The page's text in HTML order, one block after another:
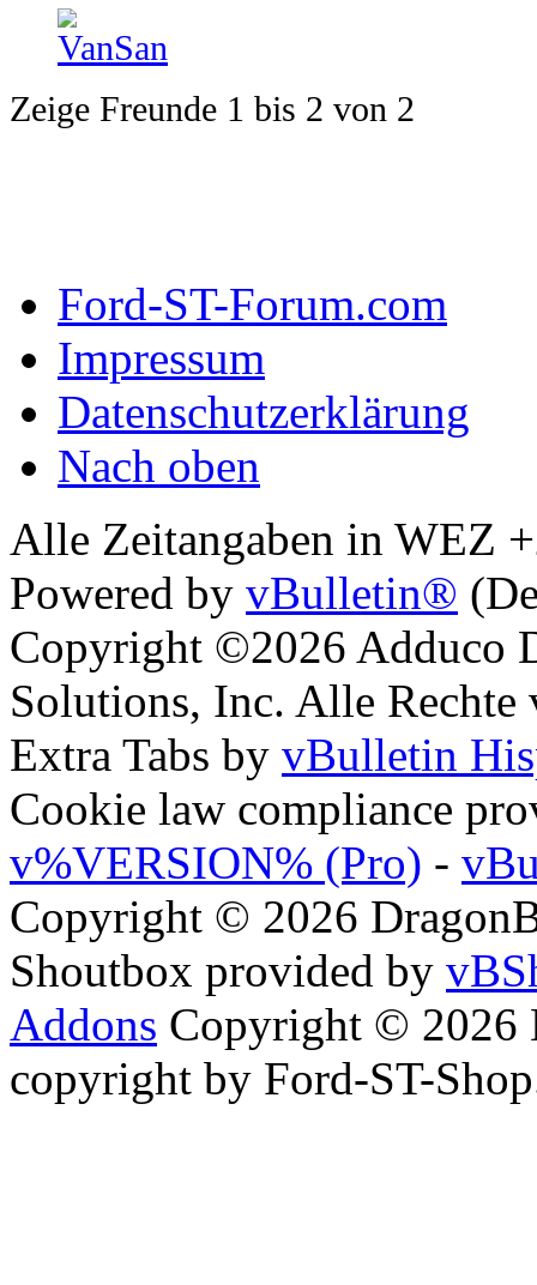
Zeige Freunde 1 bis 2 von 2
Ford-ST-Forum.com
Impressum
Datenschutzerklärung
Nach oben
Alle Zeitangaben in WEZ
Powered by vBulletin®
Copyright ©2026 Adduco
Solutions, Inc. Alle Rechte
Extra Tabs by vBulletin
Cookie law compliance
v%VERSION% (Pro) -
Copyright © 2026
Shoutbox provided by
Addons Copyright © 2026
copyright by Ford-ST-